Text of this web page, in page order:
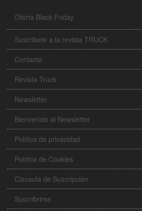
Oferta Black Friday
Suscribete a la revista TRUCK
Contacto
Revista Truck
Newsletter
Bienvenido al Newsletter
Política de privacidad
Política de Cookies
Clausula de Suscripción
Suscribrirse